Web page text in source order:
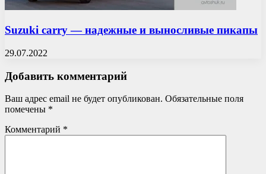
Suzuki carry — надежные и выносливые пикапы
29.07.2022
Добавить комментарий
Ваш адрес email не будет опубликован. Обязательные поля
помечены *
Комментарий *